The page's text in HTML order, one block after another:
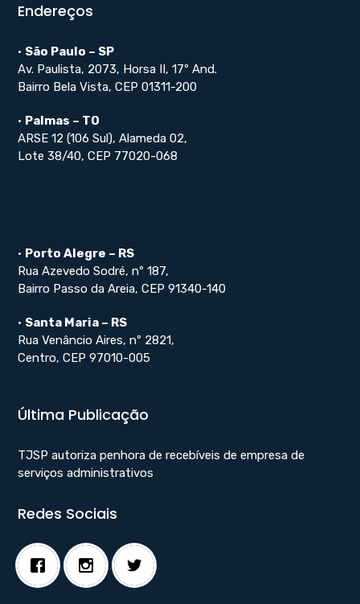
Endereços
• São Paulo – SP
Av. Paulista, 2073, Horsa II, 17º And.
Bairro Bela Vista, CEP 01311-200
• Palmas – TO
ARSE 12 (106 Sul), Alameda 02,
Lote 38/40, CEP 77020-068
• Porto Alegre – RS
Rua Azevedo Sodré, nº 187,
Bairro Passo da Areia, CEP 91340-140
• Santa Maria – RS
Rua Venâncio Aires, nº 2821,
Centro, CEP 97010-005
Última Publicação
TJSP autoriza penhora de recebíveis de empresa de
serviços administrativos
Redes Sociais